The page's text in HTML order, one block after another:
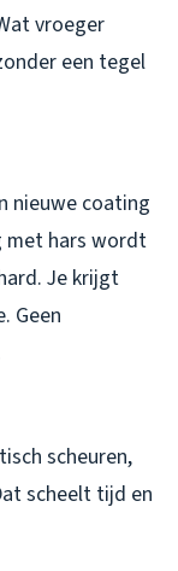
vroeger
een tegel
nieuwe coating
met hars wordt
Je krijgt
Geen
scheuren,
scheelt tijd en